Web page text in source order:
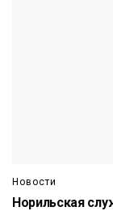
Новости
Норильская